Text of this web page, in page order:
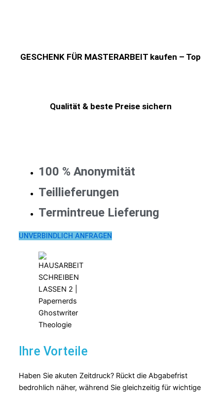
GESCHENK FÜR MASTERARBEIT kaufen – Top
Qualität & beste Preise sichern
100 % Anonymität
Teillieferungen
Termintreue Lieferung
UNVERBINDLICH ANFRAGEN
Ihre Vorteile
Haben Sie akuten Zeitdruck? Rückt die Abgabefrist
bedrohlich näher, während Sie gleichzeitig für wichtige